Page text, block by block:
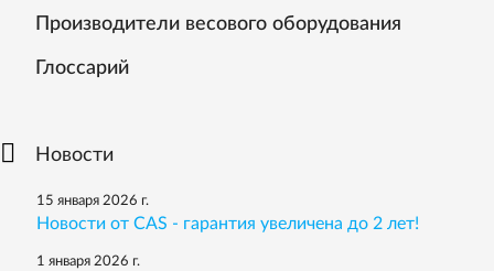
Производители весового оборудования
Глоссарий
Новости
15 января 2026 г.
Новости от CAS - гарантия увеличена до 2 лет!
1 января 2026 г.